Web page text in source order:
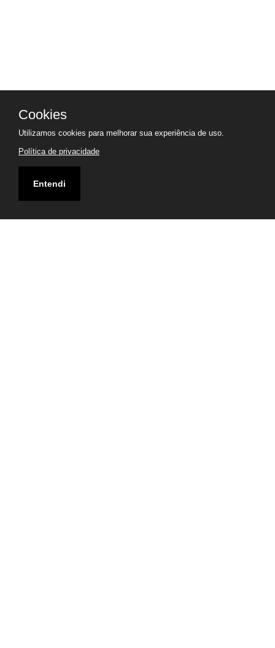
Cookies
Utilizamos cookies para melhorar sua experiência de uso.
Política de privacidade
Entendi